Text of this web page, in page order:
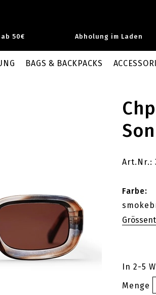
50€ Abholung im Laden
BAGS & BACKPACKS
Art.Nr.:
Farbe:
In 2-5
Menge